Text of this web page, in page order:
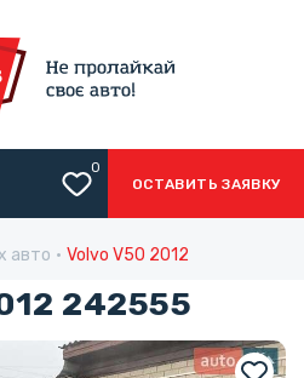
0
ОСТАВИТЬ ЗАЯВКУ
авто Volvo V50 2012
242555